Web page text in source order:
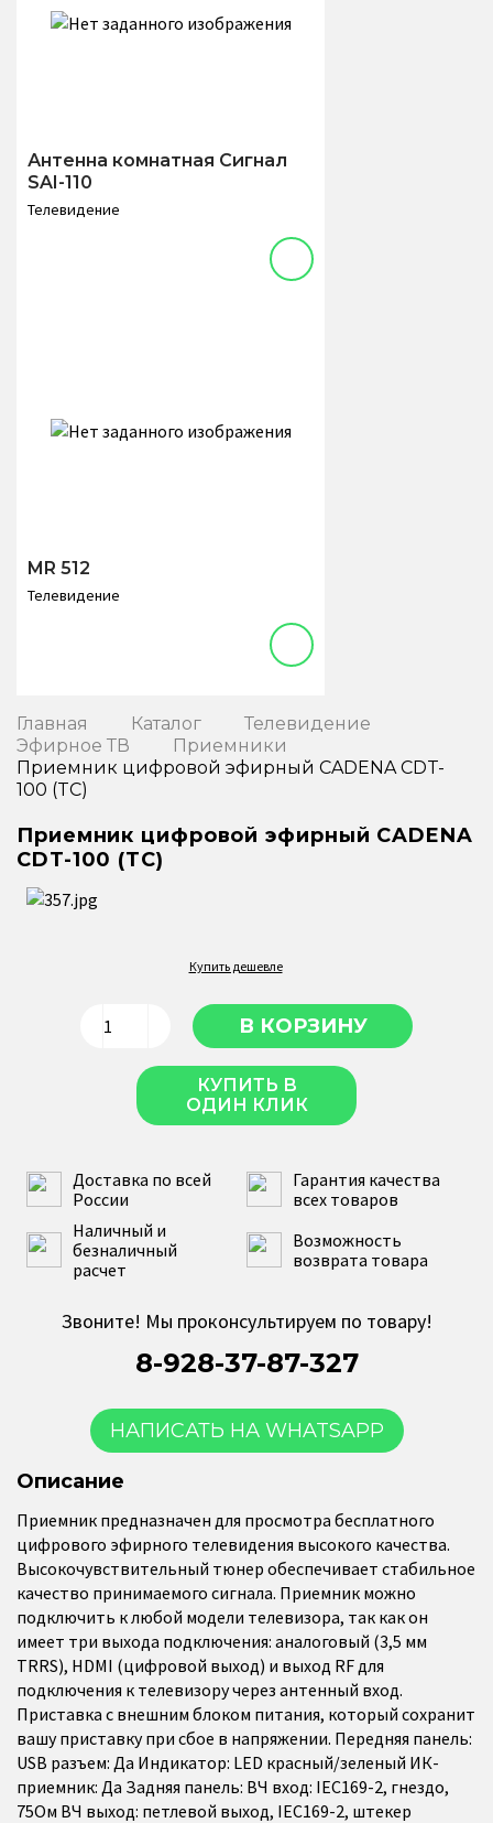
Антенна комнатная Сигнал
SAI-110
Телевидение
MR 512
Телевидение
Главная Каталог
Телевидение
Эфирное ТВ
Приемники
Приемник цифровой эфирный CADENA CDT-
100 (TC)
Приемник цифровой эфирный CADENA
CDT-100 (TC)
Купить дешевле
КУПИТЬ В
ОДИН КЛИК
Доставка по всей
России
Гарантия качества
всех товаров
Наличный и
безналичный
расчет
Возможность
возврата товара
Звоните! Мы проконсультируем по товару!
8-928-37-87-327
НАПИСАТЬ НА WHATSAPP
Описание
Приемник предназначен для просмотра бесплатного
цифрового эфирного телевидения высокого качества.
Высокочувствительный тюнер обеспечивает стабильное
качество принимаемого сигнала. Приемник можно
подключить к любой модели телевизора, так как он
имеет три выхода подключения: аналоговый (3,5 мм
TRRS), HDMI (цифровой выход) и выход RF для
подключения к телевизору через антенный вход.
Приставка с внешним блоком питания, который сохранит
вашу приставку при сбое в напряжении. Передняя панель:
USB разъем: Да Индикатор: LED красный/зеленый ИК-
приемник: Да Задняя панель: ВЧ вход: IEC169-2, гнездо,
75Ом ВЧ выход: петлевой выход, IEC169-2, штекер